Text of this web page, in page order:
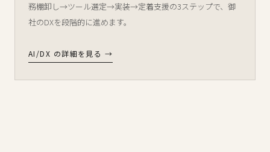
務棚卸し→ツール選定→実装→定着支援の3ステップで、御
社のDXを段階的に進めます。
AI/DX の詳細を見る →